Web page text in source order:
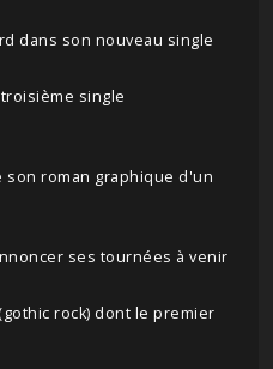
dans son nouveau single
single
son roman graphique d'un
ses tournées à venir
(gothic rock) dont le premier